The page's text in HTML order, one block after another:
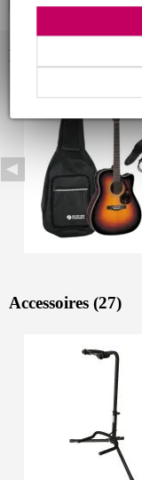
Bekijk ook eens (2)
Accessoires (27)